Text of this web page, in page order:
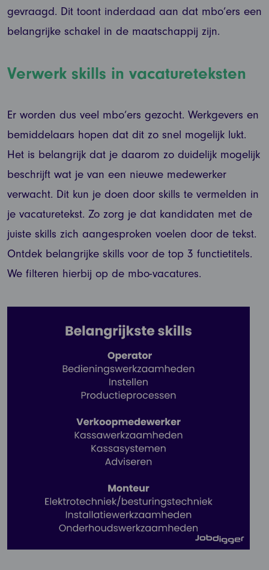
gevraagd. Dit toont inderdaad aan dat mbo’ers een
belangrijke schakel in de maatschappij zijn.
Verwerk skills in vacatureteksten
Er worden dus veel mbo’ers gezocht. Werkgevers en
bemiddelaars hopen dat dit zo snel mogelijk lukt.
Het is belangrijk dat je daarom zo duidelijk mogelijk
beschrijft wat je van een nieuwe medewerker
verwacht. Dit kun je doen door skills te vermelden in
je vacaturetekst. Zo zorg je dat kandidaten met de
juiste skills zich aangesproken voelen door de tekst.
Ontdek belangrijke skills voor de top 3 functietitels.
We filteren hierbij op de mbo-vacatures.